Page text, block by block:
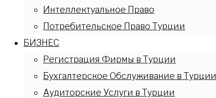
Интеллектуальное Право
Потребительское Право Турции
БИЗНЕС
Регистрация Фирмы в Турции
Бухгалтерское Обслуживание в Турции
Аудиторские Услуги в Турции